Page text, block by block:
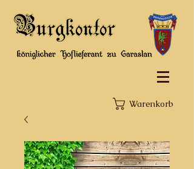
Warenkorb